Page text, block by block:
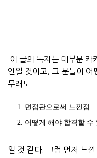
이 글의 독자는 대부분 카
인일 것이고, 그 분들이 어
무래도
면접관으로써 느낀점
어떻게 해야 합격할 수
일 것 같다. 그럼 먼저 느